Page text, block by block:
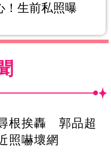
！生前私照曝
根挨轟 郭品超
照嚇壞網